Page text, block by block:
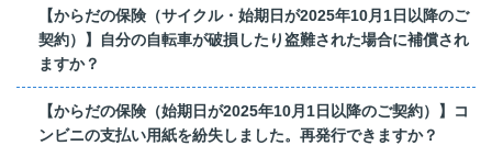
【からだの保険（サイクル・始期日が2025年10月1日以降のご
契約）】自分の自転車が破損したり盗難された場合に補償され
ますか？
【からだの保険（始期日が2025年10月1日以降のご契約）】コ
ンビニの支払い用紙を紛失しました。再発行できますか？